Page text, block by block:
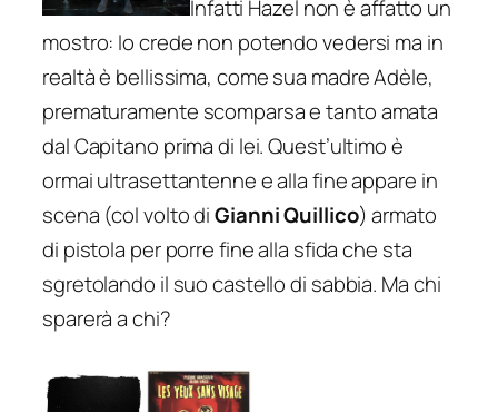
Infatti Hazel non è affatto un
mostro: lo crede non potendo vedersi ma in
realtà è bellissima, come sua madre Adèle,
prematuramente scomparsa e tanto amata
dal Capitano prima di lei. Quest’ultimo è
ormai ultrasettantenne e alla fine appare in
scena (col volto diGianni Quillico) armato
di pistola per porre fine alla sfida che sta
sgretolando il suo castello di sabbia. Ma chi
sparerà a chi?